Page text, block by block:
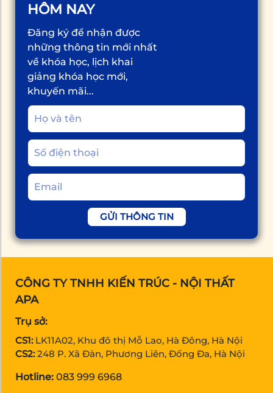
HÔM NAY
Đăng ký để nhận được
những thông tin mới nhất
về khóa học, lịch khai
giảng khóa học mới,
khuyến mãi...
GỬI THÔNG TIN
CÔNG TY TNHH KIẾN TRÚC - NỘI THẤT
APA
Trụ sở:
CS1: LK11A02, Khu đô thị Mỗ Lao, Hà Đông, Hà Nội
CS2: 248 P. Xã Đàn, Phương Liên, Đống Đa, Hà Nội
Hotline: 083 999 6968